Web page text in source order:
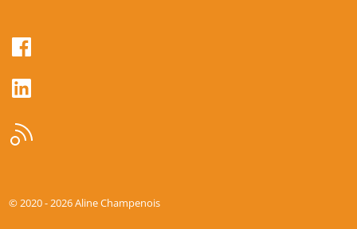
© 2020 - 2026Aline Champenois